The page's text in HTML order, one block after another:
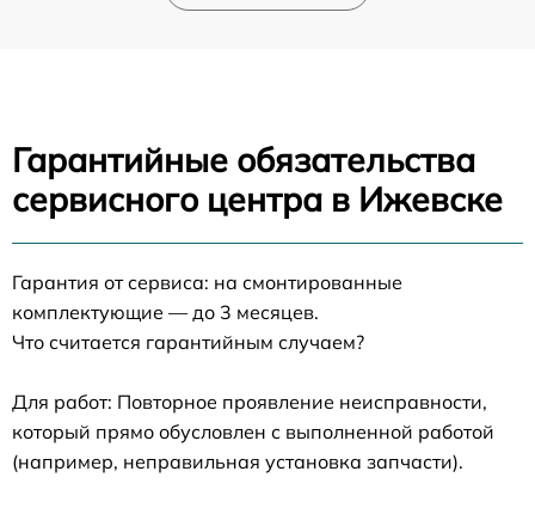
Гарантийные обязательства
сервисного центра в Ижевске
Гарантия от сервиса: на смонтированные
комплектующие — до 3 месяцев.
Что считается гарантийным случаем?
Для работ: Повторное проявление неисправности,
который прямо обусловлен с выполненной работой
(например, неправильная установка запчасти).